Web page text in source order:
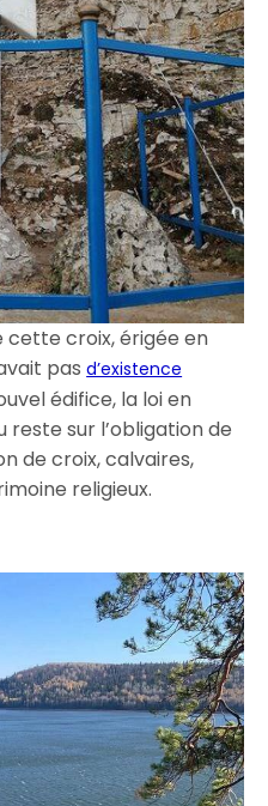
croix, érigée en
pasd’existence
édifice, la loi en
reste sur l’obligation de
de croix, calvaires,
religieux.